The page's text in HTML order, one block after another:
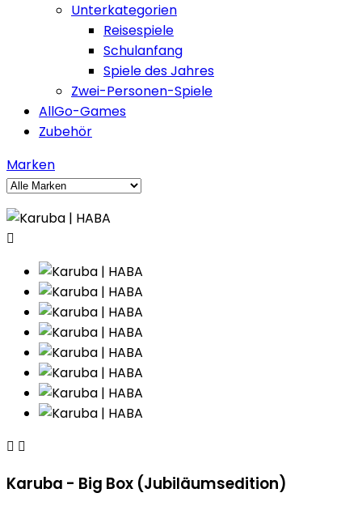
Unterkategorien
Reisespiele
Schulanfang
Spiele des Jahres
Zwei-Personen-Spiele
AllGo-Games
Zubehör
Marken

 
Karuba - Big Box (Jubiläumsedition)